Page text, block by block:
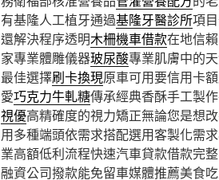
有基隆人工植牙通過基隆牙醫診所項
還解決程序透明木柵機車借款在地信
家專業體雕儀器玻尿酸專業肌膚中的
最佳選擇刷卡換現原車可用要信用卡
愛巧克力牛軋糖傳承經典香酥手工製
視優高精確度的視力矯正無論您是想
用多種端頭依需求搭配選用客製化需
業高額低利流程快速汽車貸款借款完
融資公司撥款能免留車媒體推薦美食